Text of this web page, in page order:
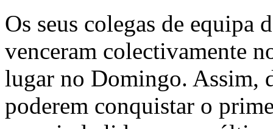
Os seus colegas de equipa
venceram colectivamente
lugar no Domingo. Assim,
poderem conquistar o